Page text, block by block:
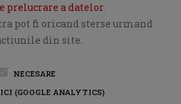
prelucrare a datelor.
pot fi oricand sterse urmand
din site.
NECESARE
(GOOGLE ANALYTICS)